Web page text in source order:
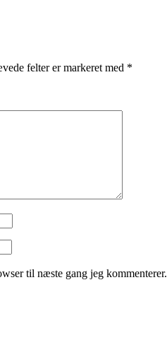
felter er markeret med *
til næste gang jeg kommenterer.